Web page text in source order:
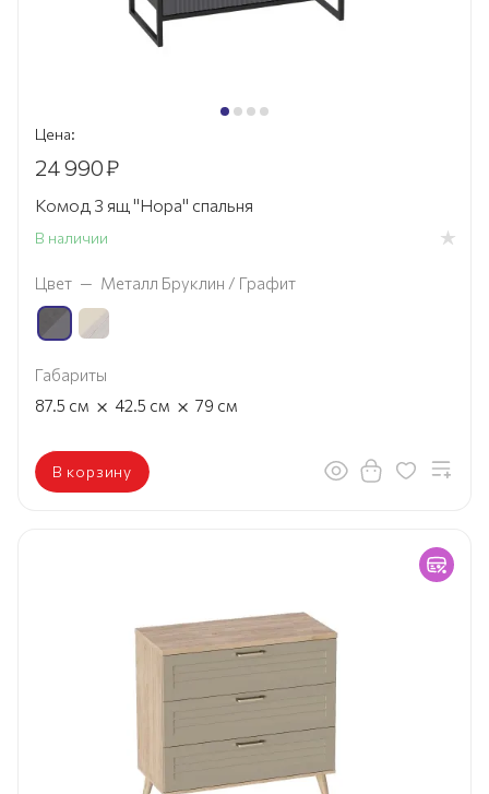
Цена:
24 990₽
Комод 3 ящ "Нора" спальня
В наличии
Цвет — Металл Бруклин / Графит
Габариты
87.5 см × 42.5 см × 79 см
В корзину